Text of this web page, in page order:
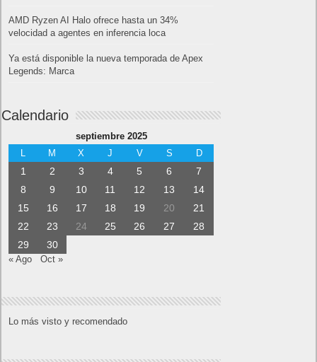
AMD Ryzen AI Halo ofrece hasta un 34%
velocidad a agentes en inferencia loca
Ya está disponible la nueva temporada de Apex
Legends: Marca
Calendario
septiembre 2025
L
M X J V S D
1 2 3 4 5 6
7
8
9 10 11 12 13
14
15
16 17 18 19 20
21
22
23 24 25 26 27
28
29
30
« Ago Oct »
Lo más visto y recomendado